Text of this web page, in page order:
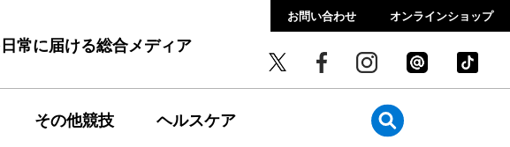
常に届ける総合メディア
お問い合わせ オンラインショップ
その他競技 ヘルスケア